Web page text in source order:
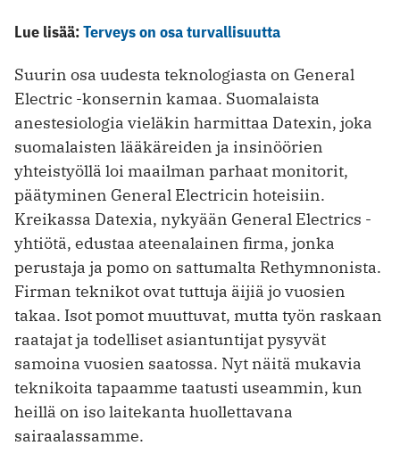
Lue lisää:Terveys on osa turvallisuutta
Suurin osa uudesta teknologiasta on General
Electric -konsernin kamaa. Suomalaista
anestesiologia vieläkin harmittaa Datexin, joka
suomalaisten lääkäreiden ja insinöörien
yhteistyöllä loi maailman parhaat monitorit,
päätyminen General Electricin hoteisiin.
Kreikassa Datexia, nykyään General Electrics -
yhtiötä, edustaa ateenalainen firma, jonka
perustaja ja pomo on sattumalta Rethymnonista.
Firman teknikot ovat tuttuja äijiä jo vuosien
takaa. Isot pomot muuttuvat, mutta työn raskaan
raatajat ja todelliset asiantuntijat pysyvät
samoina vuosien saatossa. Nyt näitä mukavia
teknikoita tapaamme taatusti useammin, kun
heillä on iso laitekanta huollettavana
sairaalassamme.